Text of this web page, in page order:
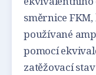
směrnice
používané
pomocí
zatěžovací